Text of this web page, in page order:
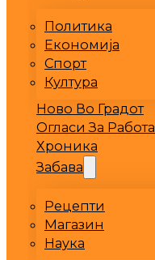
Политика
Економија
Спорт
Култура
Ново Во Градот
Огласи За Работа
Хроника
Забава
Рецепти
Магазин
Наука